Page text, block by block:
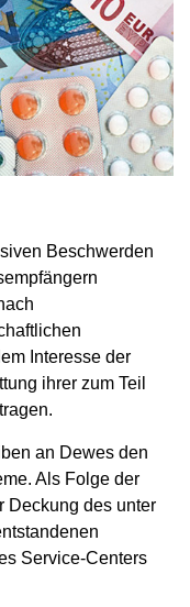
Beschwerden
Interesse der
ihrer zum Teil
an Dewes den
Als Folge der
Deckung des unter
Service-Centers